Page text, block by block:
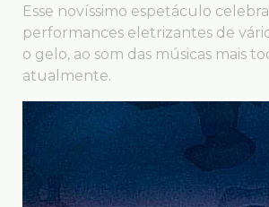
Esse novíssimo espetáculo
performances eletrizantes de
o gelo, ao som das músicas mais
atualmente.